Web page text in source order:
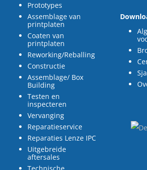
Prototypes
Assemblage van
printplaten
Coaten van
printplaten
Reworking/Reballing
Constructie
Assemblage/ Box
Building
Testen en
inspecteren
Vervanging
Reparatieservice
Reparaties Lenze IPC
Uitgebreide
aftersales